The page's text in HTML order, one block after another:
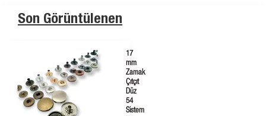
Son Görüntülenen
17
mm
Zamak
Çıtçıt
Düz
54
Sistem